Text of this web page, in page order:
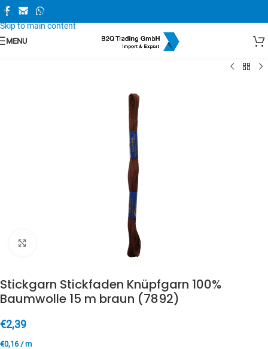
Skip to navigation
Skip to main content
MENU
Stickgarn Stickfaden Knüpfgarn 100%
Baumwolle 15 m braun (7892)
€2,39
€0,16/m